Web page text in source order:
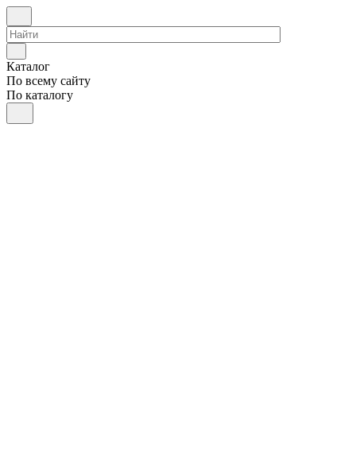
Каталог
По всему сайту
По каталогу